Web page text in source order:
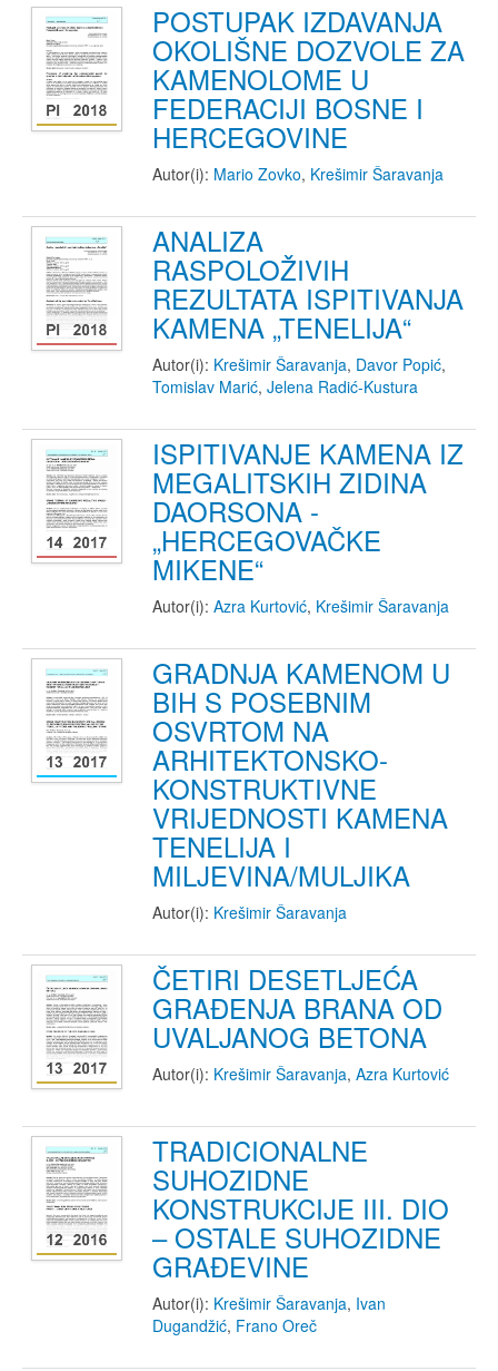
POSTUPAK IZDAVANJA
OKOLIŠNE DOZVOLE ZA
KAMENOLOME U
FEDERACIJI BOSNE I
HERCEGOVINE
Autor(i): Mario Zovko, Krešimir Šaravanja
ANALIZA
RASPOLOŽIVIH
REZULTATA ISPITIVANJA
KAMENA „TENELIJA“
Autor(i): Krešimir Šaravanja, Davor Popić,
Tomislav Marić, Jelena Radić-Kustura
ISPITIVANJE KAMENA IZ
MEGALITSKIH ZIDINA
DAORSONA -
„HERCEGOVAČKE
MIKENE“
Autor(i): Azra Kurtović, Krešimir Šaravanja
GRADNJA KAMENOM U
BIH S POSEBNIM
OSVRTOM NA
ARHITEKTONSKO-
KONSTRUKTIVNE
VRIJEDNOSTI KAMENA
TENELIJA I
MILJEVINA/MULJIKA
Autor(i): Krešimir Šaravanja
ČETIRI DESETLJEĆA
GRAĐENJA BRANA OD
UVALJANOG BETONA
Autor(i): Krešimir Šaravanja, Azra Kurtović
TRADICIONALNE
SUHOZIDNE
KONSTRUKCIJE III. DIO
– OSTALE SUHOZIDNE
GRAĐEVINE
Autor(i): Krešimir Šaravanja, Ivan
Dugandžić, Frano Oreč